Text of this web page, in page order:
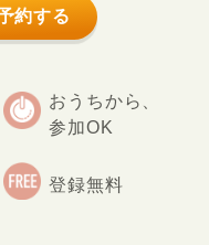
約する
おうちから、
参加OK
登録無料